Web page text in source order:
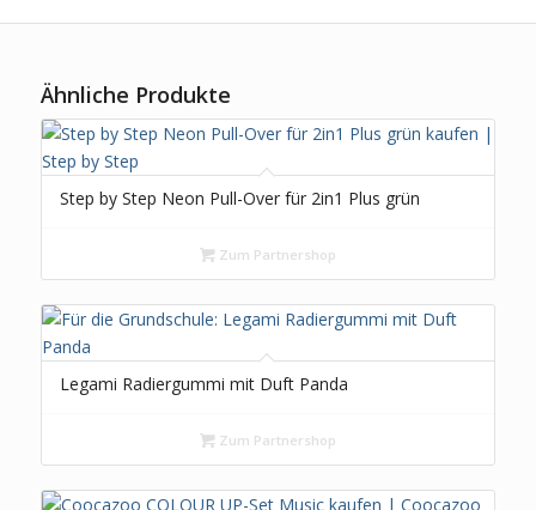
Ähnliche Produkte
Step by Step Neon Pull-Over für 2in1 Plus grün
Zum Partnershop
Legami Radiergummi mit Duft Panda
Zum Partnershop